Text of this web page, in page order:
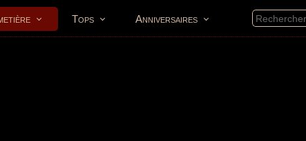
Tops Anniversaires